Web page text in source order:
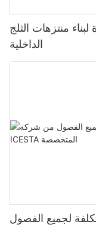
لبناء منتزهات الثلج
الداخلية
لجميع الفصول